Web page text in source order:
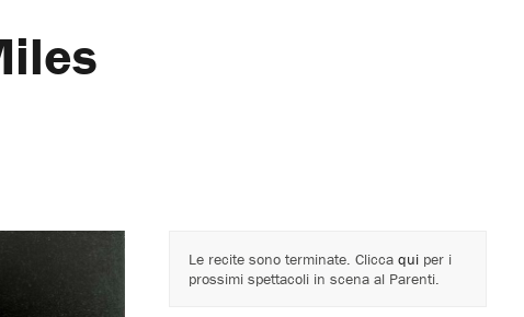
Le recite sono terminate. Clicca quiper i
prossimi spettacoli in scena al Parenti.